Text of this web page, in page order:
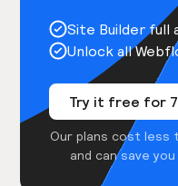
Site Builder full
Unlock all
Try it free for
Our plans cost less
and can save